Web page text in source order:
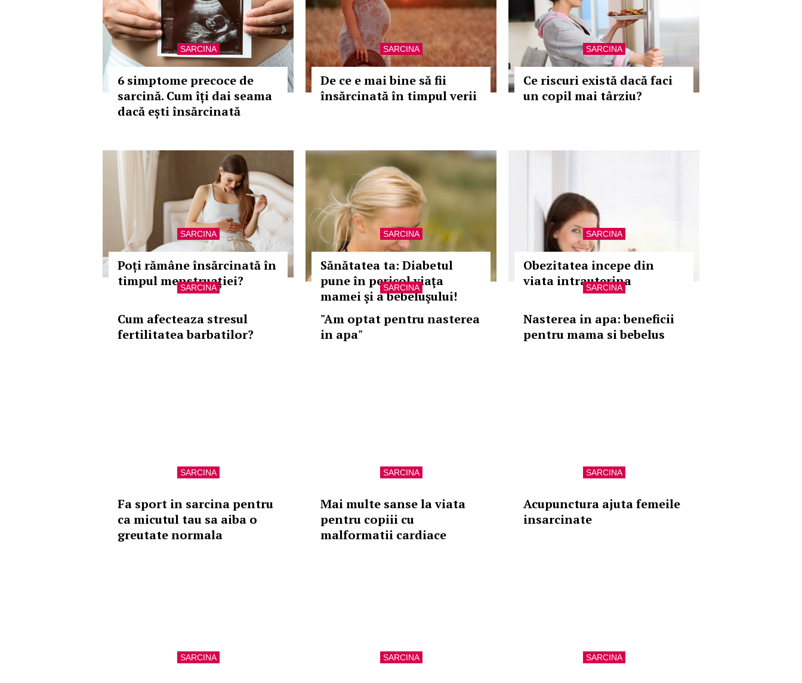
SARCINA
6 simptome precoce de
sarcină. Cum îți dai seama
dacă ești însărcinată
SARCINA
De ce e mai bine să fii
însărcinată în timpul verii
SARCINA
Ce riscuri există dacă faci
un copil mai târziu?
SARCINA
Poți rămâne însărcinată în
timpul menstruației?
SARCINA
Sănătatea ta: Diabetul
pune în pericol viaţa
mamei şi a bebeluşului!
SARCINA
Obezitatea incepe din
viata intrauterina
SARCINA
Cum afecteaza stresul
fertilitatea barbatilor?
SARCINA
"Am optat pentru nasterea
in apa"
SARCINA
Nasterea in apa: beneficii
pentru mama si bebelus
SARCINA
Fa sport in sarcina pentru
ca micutul tau sa aiba o
greutate normala
SARCINA
Mai multe sanse la viata
pentru copiii cu
malformatii cardiace
SARCINA
Acupunctura ajuta femeile
insarcinate
SARCINA SARCINA SARCINA